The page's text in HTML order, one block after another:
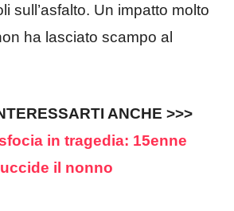
sull’asfalto. Un impatto molto
ha lasciato scampo al
ANCHE >>>
in tragedia: 15enne
il nonno